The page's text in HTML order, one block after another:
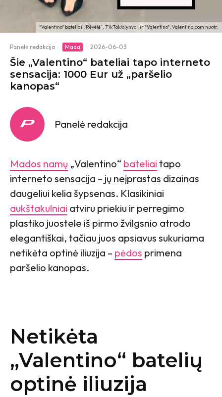
"Valentino" bateliai „Révélé“, TikTok/olynyc_ ir "Valentino", Valentino.com nuotr.
Panelė redakcija · Mada · 2026-06-03
Šie „Valentino“ bateliai tapo interneto
sensacija: 1000 Eur už „paršelio
kanopas“
Panelė redakcija
Mados namų „Valentino“ bateliai tapo
interneto sensacija – jų neįprastas dizainas
daugeliui kelia šypsenas. Klasikiniai
aukštakulniai atviru priekiu ir perregimo
plastiko juostele iš pirmo žvilgsnio atrodo
elegantiškai, tačiau juos apsiavus sukuriama
netikėta optinė iliuzija – pėdos primena
paršelio kanopas.
Netikėta
„Valentino“ batelių
optinė iliuzija